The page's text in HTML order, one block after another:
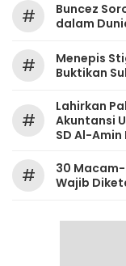
#
‎Buncez
dalam
#
Menepis
Buktikan
#
Lahirkan
Akuntansi
SD Al-
#
30
Wajib